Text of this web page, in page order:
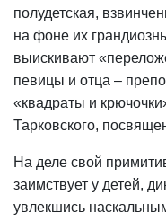
полудетская,
на фоне их
выискивают
певицы и отца –
«квадраты и
Тарковского,
На деле свой
заимствует у детей,
увлекшись